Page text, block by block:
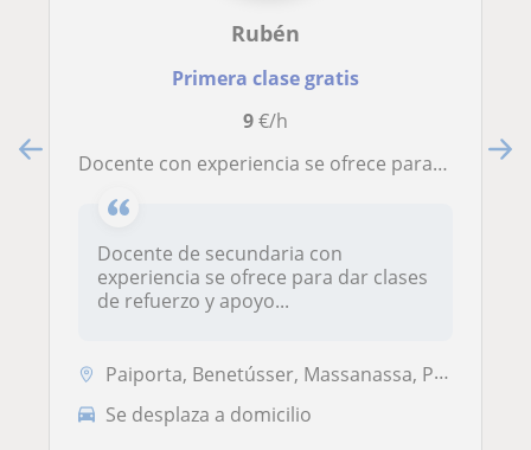
Rubén
Primera clase gratis
9€/h
Docente con experiencia se ofrece para clases de refuerzo para Primaria, Secundaria y Bachillerato
Docente de secundaria con
experiencia se ofrece para dar clases
de refuerzo y apoyo...
Paiporta, Benetússer, Massanassa, Picanya
Se desplaza a domicilio